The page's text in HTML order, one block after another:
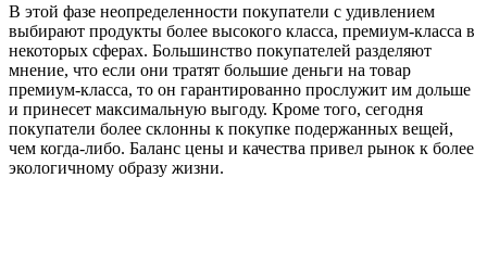
В этой фазе неопределенности покупатели с удивлением
выбирают продукты более высокого класса, премиум-класса в
некоторых сферах. Большинство покупателей разделяют
мнение, что если они тратят большие деньги на товар
премиум-класса, то он гарантированно прослужит им дольше
и принесет максимальную выгоду. Кроме того, сегодня
покупатели более склонны к покупке подержанных вещей,
чем когда-либо. Баланс цены и качества привел рынок к более
экологичному образу жизни.